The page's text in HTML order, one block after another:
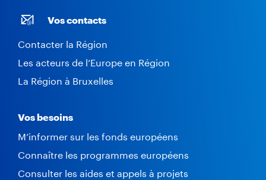
Vos contacts
Contacter la Région
Les acteurs de l’Europe en Région
La Région à Bruxelles
Vos besoins
M’informer sur les fonds européens
Connaître les programmes européens
Consulter les aides et appels à projets